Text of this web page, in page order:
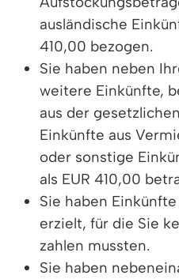
ausländische
410,00 bezogen.
Sie haben neben
weitere Einkünfte,
aus der
Einkünfte aus
oder sonstige
als EUR 410,00
Sie haben
erzielt, für die Sie
zahlen mussten.
Sie haben